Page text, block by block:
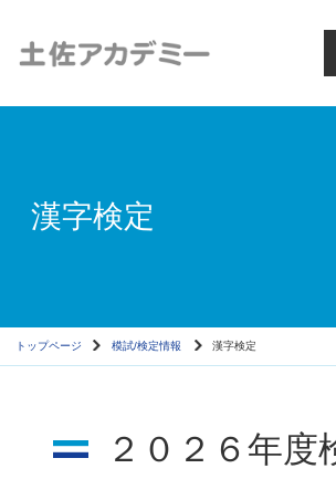
漢字検定
トップページ 模試/検定情報 漢字検定
２０２６年度